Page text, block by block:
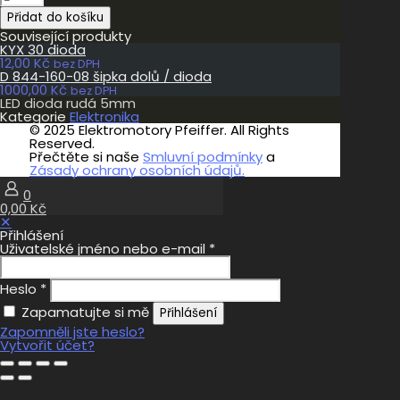
dioda
rudá
5mm
množství
Přidat do košíku
Související produkty
KYX 30 dioda
12,00 Kč bez DPH
D 844-160-08 šipka dolů / dioda
1000,00 Kč bez DPH
LED dioda rudá 5mm
Kategorie Elektronika
© 2025 Elektromotory Pfeiffer. All Rights
Reserved.
Přečtěte si naše Smluvní podmínkya
Zásady ochrany osobních údajů.
0
0,00 Kč
✕
Přihlášení
Uživatelské jméno nebo e-mail *
Heslo *
Zapamatujte si mě
Přihlášení
Zapomněli jste heslo?
Vytvořit účet?